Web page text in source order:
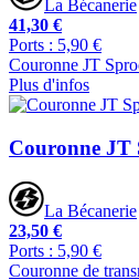
La Bécanerie
41,30 €
Ports : 5,90 €
Couronne JT
Plus d'infos
Couronne JT
La Bécanerie
23,50 €
Ports : 5,90 €
Couronne de